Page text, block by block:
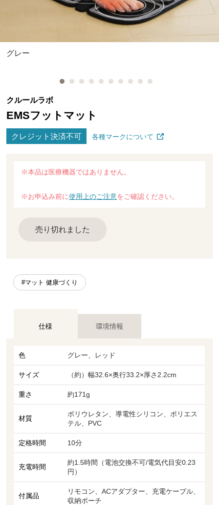
グレー
クルールラボ
EMSフットマット
クレジット決済不可 各種マークについて
※本品は医療機器ではありません。
※お申込み前に使用上のご注意をご確認ください。
売り切れました
#マット 健康づくり
仕様 環境情報
色 グレー、レッド
サイズ （約）幅32.6×奥行33.2×厚さ2.2cm
重さ 約171g
材質
ポリウレタン、導電性シリコン、ポリエス
テル、PVC
定格時間 10分
充電時間
約1.5時間（電池交換不可/電気代目安0.23
円）
付属品
リモコン、ACアダプター、充電ケーブル、
収納ポーチ